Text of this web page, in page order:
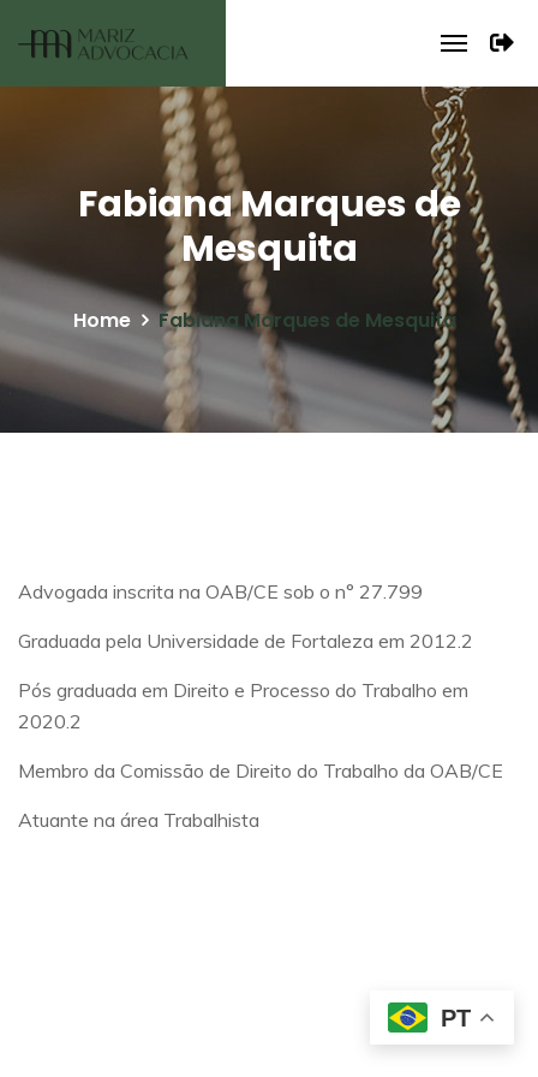
Fabiana Marques de
Mesquita
Home Fabiana Marques de Mesquita
Advogada inscrita na OAB/CE sob o n° 27.799
Graduada pela Universidade de Fortaleza em 2012.2
Pós graduada em Direito e Processo do Trabalho em
2020.2
Membro da Comissão de Direito do Trabalho da OAB/CE
Atuante na área Trabalhista
PT